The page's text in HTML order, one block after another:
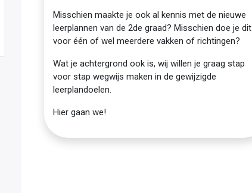
Misschien maakte je ook al kennis met de nieuwe
leerplannen van de 2de graad? Misschien doe je dit
voor één of wel meerdere vakken of richtingen?
Wat je achtergrond ook is, wij willen je graag stap
voor stap wegwijs maken in de gewijzigde
leerplandoelen.
Hier gaan we!